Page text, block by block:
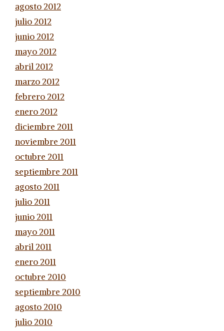
agosto 2012
julio 2012
junio 2012
mayo 2012
abril 2012
marzo 2012
febrero 2012
enero 2012
diciembre 2011
noviembre 2011
octubre 2011
septiembre 2011
agosto 2011
julio 2011
junio 2011
mayo 2011
abril 2011
enero 2011
octubre 2010
septiembre 2010
agosto 2010
julio 2010